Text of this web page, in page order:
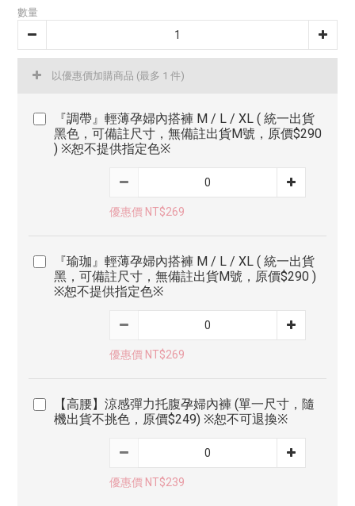
數量
以優惠價加購商品 (最多 1 件)
『調帶』輕薄孕婦內搭褲 M / L / XL ( 統一出貨
黑色，可備註尺寸，無備註出貨M號，原價$290
) ※恕不提供指定色※
優惠價 NT$269
『瑜珈』輕薄孕婦內搭褲 M / L / XL ( 統一出貨
黑，可備註尺寸，無備註出貨M號，原價$290 )
※恕不提供指定色※
優惠價 NT$269
【高腰】涼感彈力托腹孕婦內褲 (單一尺寸，隨
機出貨不挑色，原價$249) ※恕不可退換※
優惠價 NT$239